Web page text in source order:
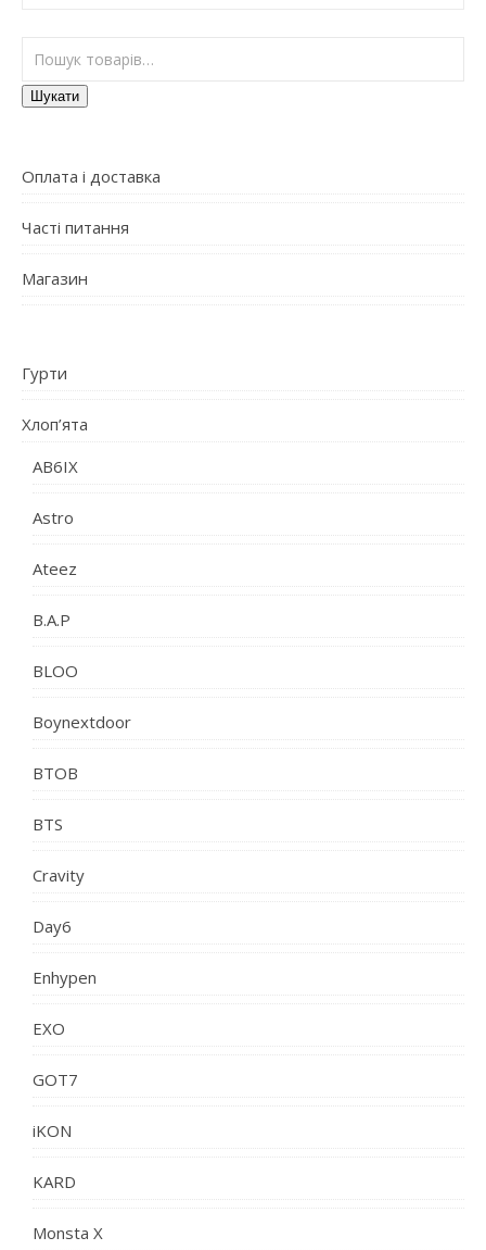
Шукати:
Шукати
Оплата і доставка
Часті питання
Магазин
Гурти
Хлоп’ята
AB6IX
Astro
Ateez
B.A.P
BLOO
Boynextdoor
BTOB
BTS
Cravity
Day6
Enhypen
EXO
GOT7
iKON
KARD
Monsta X